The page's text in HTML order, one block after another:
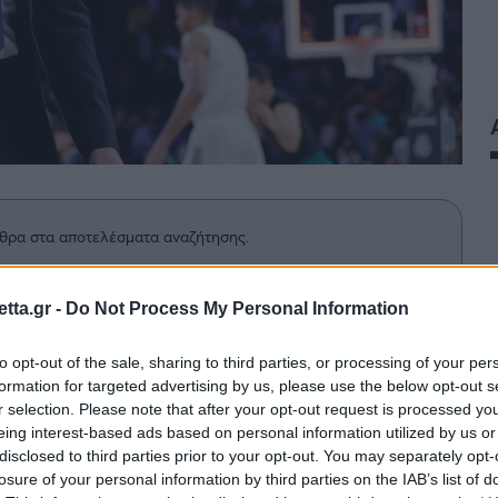
- Do Not Process My Personal Information
opt-out of the sale, sharing to third parties, or processing of your
for targeted advertising by us, please use the below opt-out
selection. Please note that after your opt-out request is processed
interest-based ads based on personal information utilized by us
to third parties prior to your opt-out. You may separately
of your personal information by third parties on the IAB’s list of
στα αποτελέσματα αναζήτησης.
στην Google
Ρεάλ από τον Παναθηναϊκό
μεταγραφή του Κένεθ Φαρίντ.